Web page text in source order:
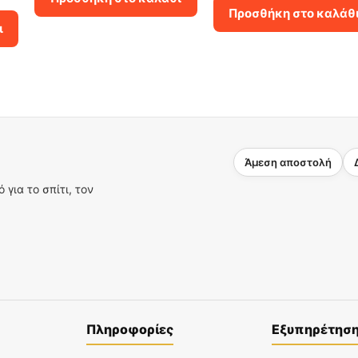
23.00€.είναι:
16.10€.
was:
4.50€.είναι:
3.15€.
Προσθήκη στο
το σπίτι, τον
Άμεση αποστολή
Πληροφορίες